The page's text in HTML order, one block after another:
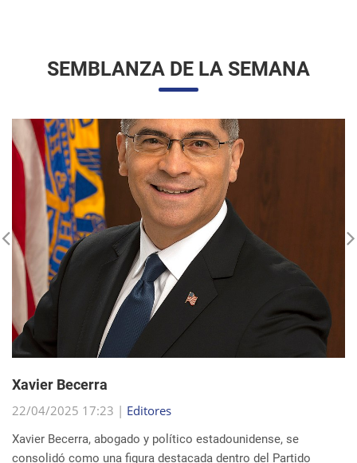
Xavier Becerra
22/04/2025 17:23 |Editores
Xavier Becerra, abogado y político estadounidense, se
consolidó como una figura destacada dentro del Partido
Demócrata, tras una carrera que lo llevó desde sus humildes
sigue leyendo